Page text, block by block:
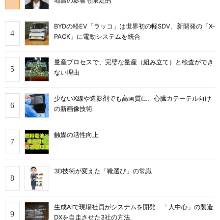
BYDの軽EV「ラッコ」は世界初の軽SDV、新開発の「X-
PACK」に電動システムを統合
量産プロセスで、完璧な量産（組み立て）と検査ができ
ない理由
少ないX線や造影剤でも高画質に、心臓カテーテル向け
の新画像技術
触媒の活性向上
3D技術が変えた「靴選び」の常識
生成AIで現場社員がシステムを開発 「人中心」の製造
DXを自走させた3社の方法